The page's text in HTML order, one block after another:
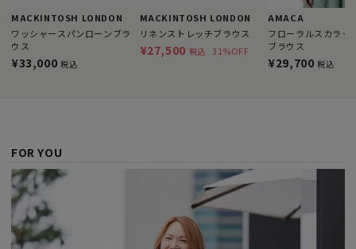
MACKINTOSH LONDON
ワッシャースパンローンブラ
ウス
¥33,000 税込
MACKINTOSH LONDON
リネンストレッチブラウス
¥27,500 税込 31%OFF
AMACA
フローラルスカラッ
ブラウス
¥29,700 税込
FOR YOU